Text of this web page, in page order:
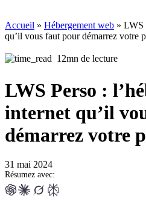
Accueil » Hébergement web » LWS
qu’il vous faut pour démarrez votre
12mn de lecture
LWS Perso :
internet qu’il
démarrez votre
31 mai 2024
Résumez avec: